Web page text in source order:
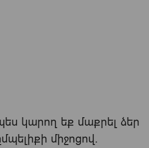
կարող եք մաքրել ձեր
միջոցով.